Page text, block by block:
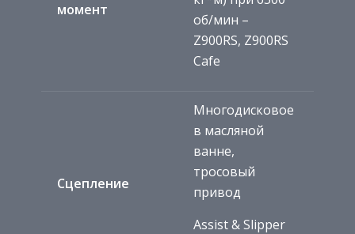
момент
об/мин –
Z900RS, Z900RS
Cafe
Сцепление
Многодисковое
в масляной
ванне,
тросовый
привод
Assist & Slipper